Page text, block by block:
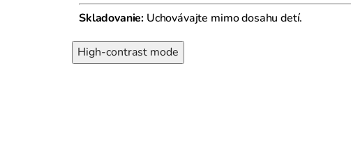
Skladovanie: Uchovávajte mimo dosahu detí.
High-contrast mode